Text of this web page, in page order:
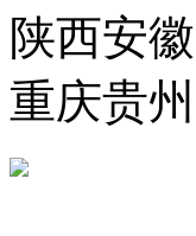
陕西安徽
重庆贵州